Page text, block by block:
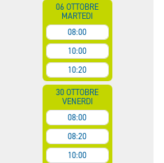
06 OTTOBRE
MARTEDI
08:00
10:00
10:20
30 OTTOBRE
VENERDI
08:00
08:20
10:00